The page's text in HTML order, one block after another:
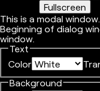
Fullscreen
This is a modal window.
Beginning of dialog
window.
Text
Color
Background